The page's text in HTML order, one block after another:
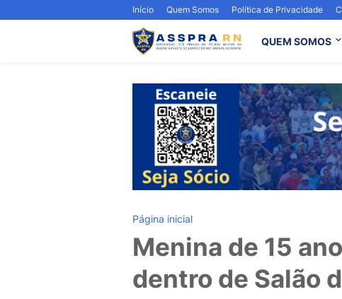
Início Quem Somos Política de Privacidade
QUEM SOMOS
Página inicial
Menina de 15
dentro de Salão